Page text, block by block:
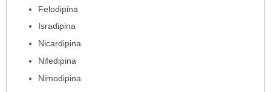
Felodipina
Isradipina
Nicardipina
Nifedipina
Nimodipina